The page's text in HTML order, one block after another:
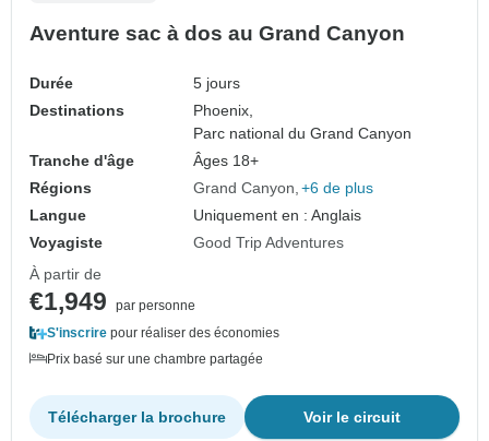
Aventure sac à dos au Grand Canyon
Durée
5 jours
Destinations
Phoenix,
Parc national du Grand Canyon
Tranche d'âge
Âges 18+
Régions
Grand Canyon +6 de plus
Langue
Uniquement en : Anglais
Voyagiste
Good Trip Adventures
À partir de
€1,949
par personne
S'inscrire pour réaliser des économies
Prix basé sur une chambre partagée
Voir le circuit
Télécharger la brochure